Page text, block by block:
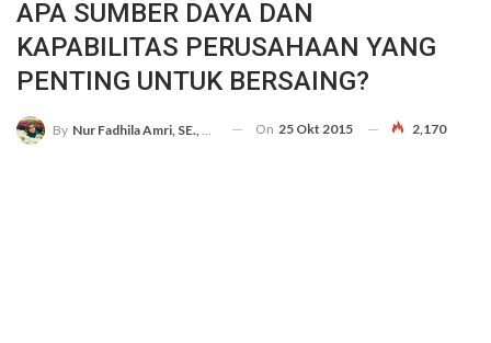
APA SUMBER DAYA DAN
KAPABILITAS PERUSAHAAN YANG
PENTING UNTUK BERSAING?
By Nur Fadhila Amri, SE., Ak., M.Si On 25 Okt 2015 2,170